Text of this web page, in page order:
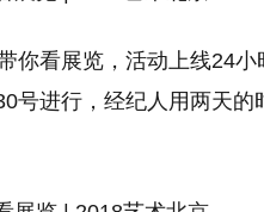
你看展览，活动上线24小
号进行，经纪人用两天的